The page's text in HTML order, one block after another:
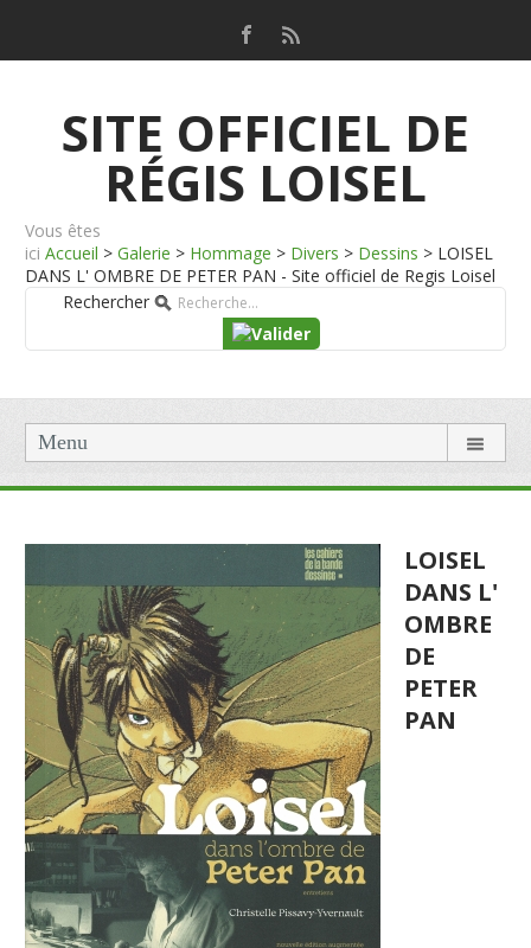
SITE OFFICIEL DE
RÉGIS LOISEL
Vous êtes
ici Accueil > Galerie > Hommage > Divers > Dessins > LOISEL
DANS L' OMBRE DE PETER PAN - Site officiel de Regis Loisel
Rechercher
Menu
LOISEL
DANS L'
OMBRE
DE
PETER
PAN